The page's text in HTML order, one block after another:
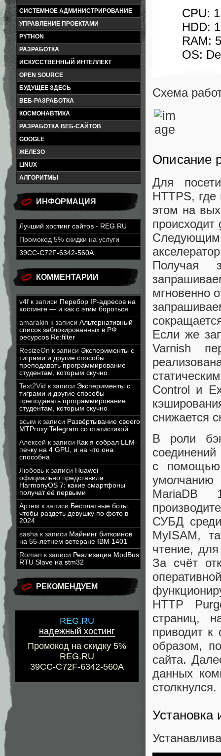
СИСТЕМНОЕ АДМИНИСТРИРОВАНИЕ
УПРАВЛЕНИЕ ПРОЕКТАМИ
PYTHON
РАЗРАБОТКА
ИСКУССТВЕННЫЙ ИНТЕЛЛЕКТ
OPEN SOURCE
БУДУЩЕЕ ЗДЕСЬ
ВЕБ-РАЗРАБОТКА
КОСМОНАВТИКА
РАЗРАБОТКА ВЕБ-САЙТОВ
GOOGLE
ЖЕЛЕЗО
LINUX
АЛГОРИТМЫ
ИНФОРМАЦИЯ
Лучший хостинг сайтов - REG.RU
Промокод 5% скидки на услуги
39CC-C72F-6342-560A
КОММЕНТАРИИ
v4f к записи Перебор IP-адресов на
хостинге — и как с этим бороться
amarakin к записи Альтернативный
список заблокированных в РФ
ресурсов Re:filter
ResizeOn к записи Эксперименты с
тиграми и другие способы
преподавать программирование
студентам, которым скучно
Text2Vid к записи Эксперименты с
тиграми и другие способы
преподавать программирование
студентам, которым скучно
всым к записи Развёртывание своего
MTProxy Telegram со статистикой
Алексей к записи Как я собрал LLM-
печку на 4 GPU, и на что она
способна
Любовь к записи Huawei
официально представила
HarmonyOS 7: какие смартфоны
получат её первыми
Артем к записи Бесплатные боты,
чтобы раздеть девушку по фото в
2024
sasha к записи Майнинг биткоинов
на 55-летнем ветеране IBM 1401
Roman к записи Реализация ModBus
RTU Slave на stm32
РЕКОМЕНДУЕМ
REG.RU
надежный хостинг
Промокод на скидку 5%
REG.RU
39CC-C72F-6342-560A
CPU:
HDD:
RAM:
OS:
Схема
Описание
Для
HTTPS, где
этом на
Следующим
Получая
мгновенно
Если же
Varnish
Control и
снижается
В роли
с
СУБД
MyISAM,
чтение,
За счёт
HTTP
страниц,
приводит к
образом,
сайта.
данных
столкнулся.
Установка